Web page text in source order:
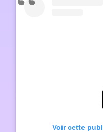
Voir cette